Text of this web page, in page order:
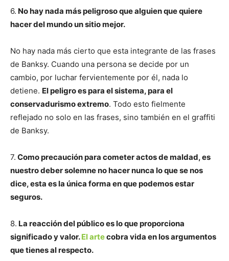
6. No hay nada más peligroso que alguien que quiere
hacer del mundo un sitio mejor.
No hay nada más cierto que esta integrante de las frases
de Banksy. Cuando una persona se decide por un
cambio, por luchar fervientemente por él, nada lo
detiene. El peligro es para el sistema, para el
conservadurismo extremo. Todo esto fielmente
reflejado no solo en las frases, sino también en el graffiti
de Banksy.
7. Como precaución para cometer actos de maldad, es
nuestro deber solemne no hacer nunca lo que se nos
dice, esta es la única forma en que podemos estar
seguros.
8. La reacción del público es lo que proporciona
significado y valor.El artecobra vida en los argumentos
que tienes al respecto.